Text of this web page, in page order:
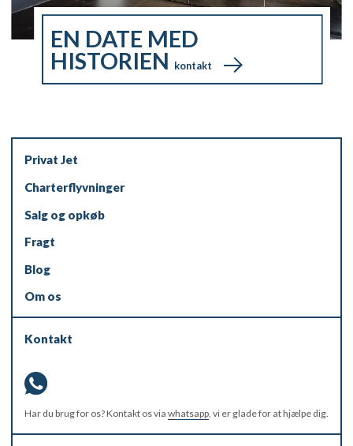
EN DATE MED
HISTORIEN kontakt
Privat Jet
Charterflyvninger
Salg og opkøb
Fragt
Blog
Om os
Kontakt
Har du brug for os? Kontakt os via whatsapp, vi er glade for at hjælpe dig.